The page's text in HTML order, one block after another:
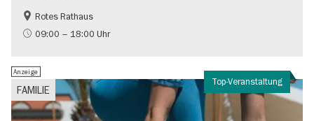
Geschichte
Gratis
Rotes Rathaus
09:00 – 18:00 Uhr
Top-Veranstaltung
FAMILIE
Anzeige